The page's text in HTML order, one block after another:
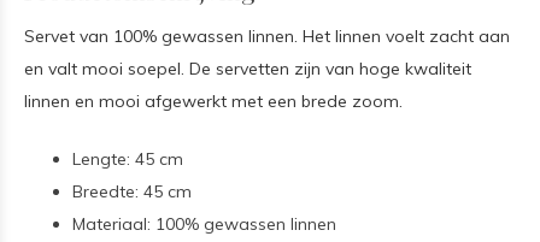
Servet van 100% gewassen linnen. Het linnen voelt zacht aan
en valt mooi soepel. De servetten zijn van hoge kwaliteit
linnen en mooi afgewerkt met een brede zoom.
Lengte: 45 cm
Breedte: 45 cm
Materiaal: 100% gewassen linnen